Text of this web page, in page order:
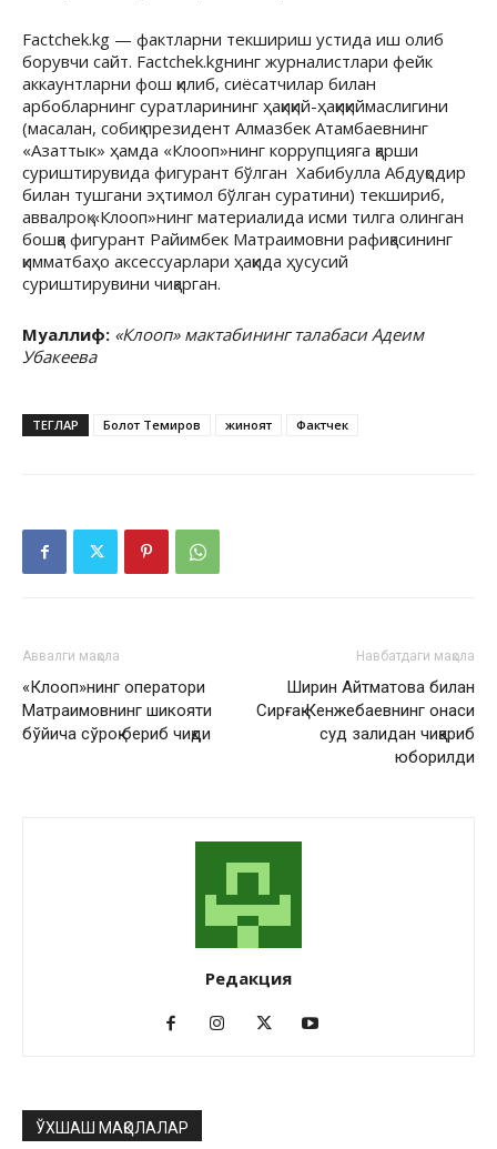
Factchek.kg — фактларни текшириш устида иш олиб
борувчи сайт. Factchek.kgнинг журналистлари фейк
аккаунтларни фош қилиб, сиёсатчилар билан
арбобларнинг суратларининг ҳақиқий-ҳақиқиймаслигини
(масалан, собиқ президент Алмазбек Атамбаевнинг
«Азаттык» ҳамда «Клооп»нинг коррупцияга қарши
суриштирувида фигурант бўлган Хабибулла Абдуқодир
билан тушгани эҳтимол бўлган суратини) текшириб,
аввалроқ «Клооп»нинг материалида исми тилга олинган
бошқа фигурант Райимбек Матраимовни рафиқасининг
қимматбаҳо аксессуарлари ҳақида ҳусусий
суриштирувини чиқарган.
Муаллиф: «Клооп» мактабининг талабаси Адеим
Убакеева
ТЕГЛАР Болот Темиров жиноят Фактчек
Аввалги мақола
«Клооп»нинг оператори
Матраимовнинг шикояти
бўйича сўроқ бериб чиқди
Навбатдаги мақола
Ширин Айтматова билан
Сирғақ Кенжебаевнинг онаси
суд залидан чиқариб
юборилди
Редакция
ЎХШАШ МАҚОЛАЛАР